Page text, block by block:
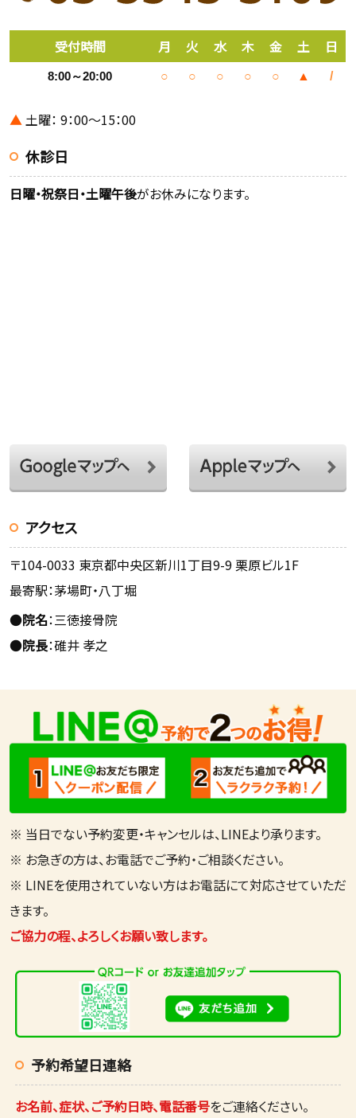
受付時間 月 火 水 木 金 土 日
8:00～20:00 ○ ○ ○ ○ ○ ▲ /
▲ 土曜： 9：00～15：00
休診日
日曜・祝祭日・土曜午後がお休みになります。
アクセス
〒104-0033 東京都中央区新川1丁目9-9 栗原ビル1F
最寄駅：茅場町・八丁堀
●院名：三徳接骨院
●院長：碓井 孝之
※ 当日でない予約変更・キャンセルは、LINEより承ります。
※ お急ぎの方は、お電話でご予約・ご相談ください。
※ LINEを使用されていない方はお電話にて対応させていただ
きます。
ご協力の程、よろしくお願い致します。
予約希望日連絡
お名前、症状、ご予約日時、電話番号をご連絡ください。